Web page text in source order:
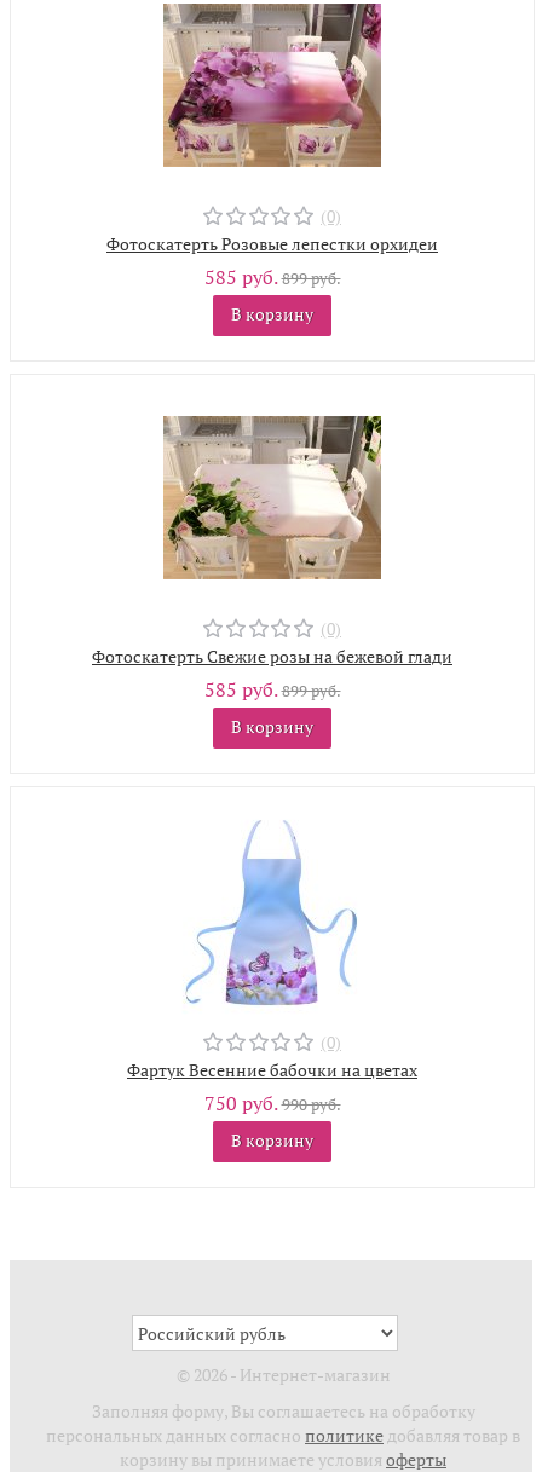
(0)
Фотоскатерть Розовые лепестки орхидеи
585 руб.899 руб.
В корзину
(0)
Фотоскатерть Свежие розы на бежевой глади
585 руб.899 руб.
В корзину
(0)
Фартук Весенние бабочки на цветах
750 руб.990 руб.
В корзину
© 2026 - Интернет-магазин
Заполняя форму, Вы соглашаетесь на обработку
персональных данных согласно политикедобавляя товар в
корзину вы принимаете условия оферты